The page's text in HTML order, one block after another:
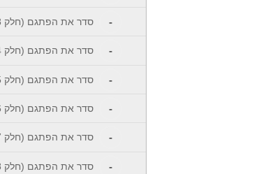
- סדר את הפתגם (חלק 3)
- סדר את הפתגם (חלק 4)
- סדר את הפתגם (חלק 5)
- סדר את הפתגם (חלק 6)
- סדר את הפתגם (חלק 7)
- סדר את הפתגם (חלק 8)